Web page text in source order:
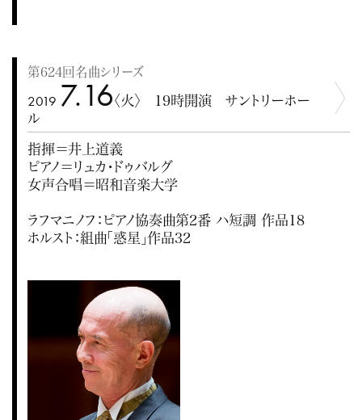
第624回名曲シリーズ
2019 7.16〈火〉 19時開演 サントリーホー
ル
指揮＝井上道義
ピアノ＝リュカ・ドゥバルグ
女声合唱＝昭和音楽大学
ラフマニノフ：ピアノ協奏曲第2番 ハ短調 作品18
ホルスト：組曲「惑星」作品32